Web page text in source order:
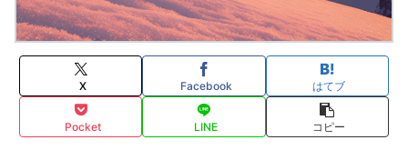
X Facebook はてブ
Pocket LINE コピー